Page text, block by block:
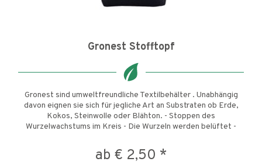
Gronest Stofftopf
Gronest sind umweltfreundliche Textilbehälter . Unabhängig
davon eignen sie sich für jegliche Art an Substraten ob Erde,
Kokos, Steinwolle oder Blähton. - Stoppen des
Wurzelwachstums im Kreis - Die Wurzeln werden belüftet -
ab € 2,50 *